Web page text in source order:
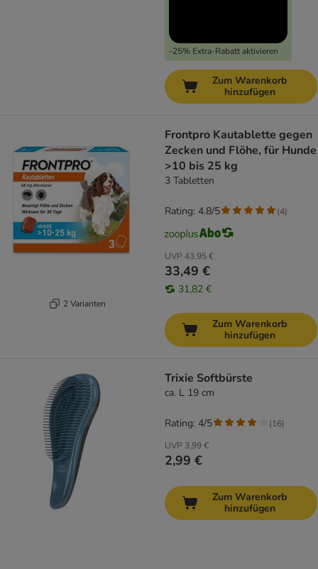
-25% Extra-Rabatt aktivieren
Zum Warenkorb
hinzufügen
2 Varianten
Frontpro Kautablette gegen
Zecken und Flöhe, für Hunde
>10 bis 25 kg
3 Tabletten
UVP 43,95 €
33,49 €
31,82 €
Rating: 4.8/5 (4)
Zum Warenkorb
hinzufügen
Trixie Softbürste
ca. L 19 cm
UVP 3,99 €
2,99 €
Rating: 4/5 (16)
Zum Warenkorb
hinzufügen